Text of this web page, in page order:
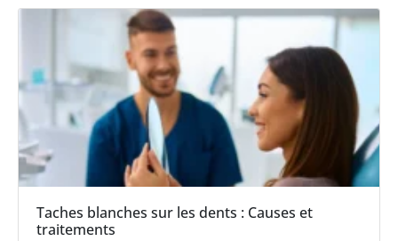
Taches blanches sur les dents : Causes et
traitements